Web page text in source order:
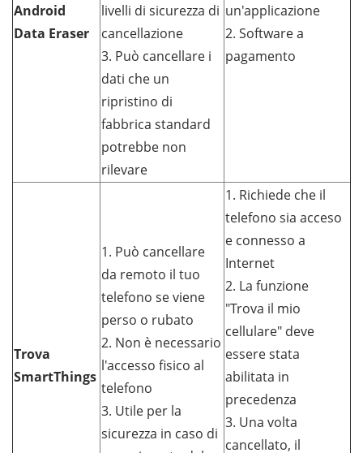
Android
Data Eraser
livelli di sicurezza di
cancellazione
3. Può cancellare i
dati che un
ripristino di
fabbrica standard
potrebbe non
rilevare
un'applicazione
2. Software a
pagamento
Trova
SmartThings
1. Può cancellare
da remoto il tuo
telefono se viene
perso o rubato
2. Non è necessario
l'accesso fisico al
telefono
3. Utile per la
sicurezza in caso di
1. Richiede che il
telefono sia acceso
e connesso a
Internet
2. La funzione
"Trova il mio
cellulare" deve
essere stata
abilitata in
precedenza
3. Una volta
cancellato, il